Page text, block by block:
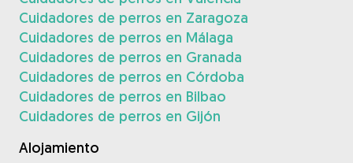
Cuidadores de perros en Zaragoza
Cuidadores de perros en Málaga
Cuidadores de perros en Granada
Cuidadores de perros en Córdoba
Cuidadores de perros en Bilbao
Cuidadores de perros en Gijón
Alojamiento